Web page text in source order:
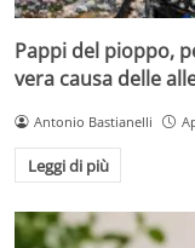
Pappi del pioppo,
vera causa delle
Antonio Bastianelli
Leggi di più